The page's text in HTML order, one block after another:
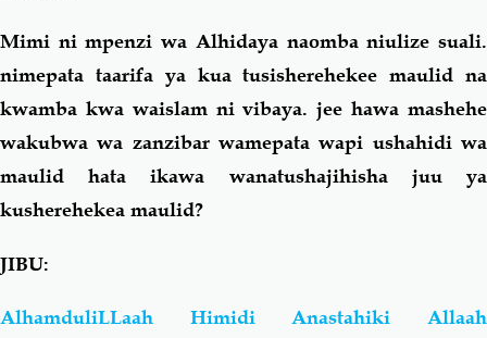
Akhlaaq-Aadaab Raqaaiq
Familia-Jamii Maswali-Majibu
Chemsha Bongo
Mapishi
Mimi ni mpenzi wa Alhidaya naomba niulize suali.
nimepata taarifa ya kua tusisherehekee maulid na
kwamba kwa waislam ni vibaya. jee hawa mashehe
wakubwa wa zanzibar wamepata wapi ushahidi wa
maulid hata ikawa wanatushajihisha juu ya
kusherehekea maulid?
JIBU:
AlhamduliLLaah Himidi Anastahiki Allaah